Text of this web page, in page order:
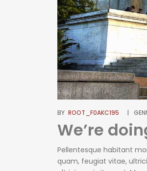
BY ROOT_F0AKC195
We’re
Pellentesque habitant
quam, feugiat vitae,